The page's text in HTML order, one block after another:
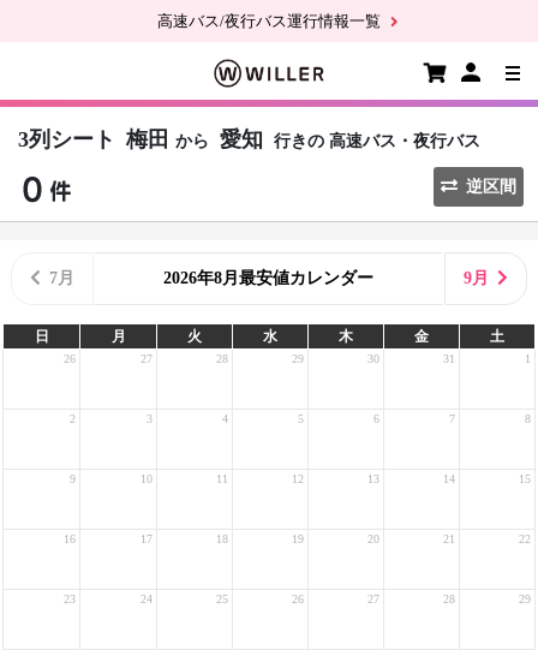
高速バス/夜行バス運行情報一覧
3列シート 梅田 から 愛知 行きの 高速バス・夜行バス
逆区間
7月 2026年8月最安値カレンダー 9月
日 月 火 水 木 金 土
26 27 28 29 30 31 1
2 3 4 5 6 7 8
9 10 11 12 13 14 15
16 17 18 19 20 21 22
23 24 25 26 27 28 29